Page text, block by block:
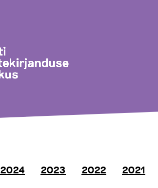
2024 2023 2022 2021